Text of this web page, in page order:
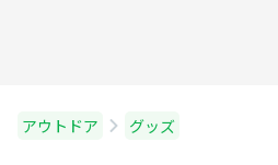
アウトドア グッズ